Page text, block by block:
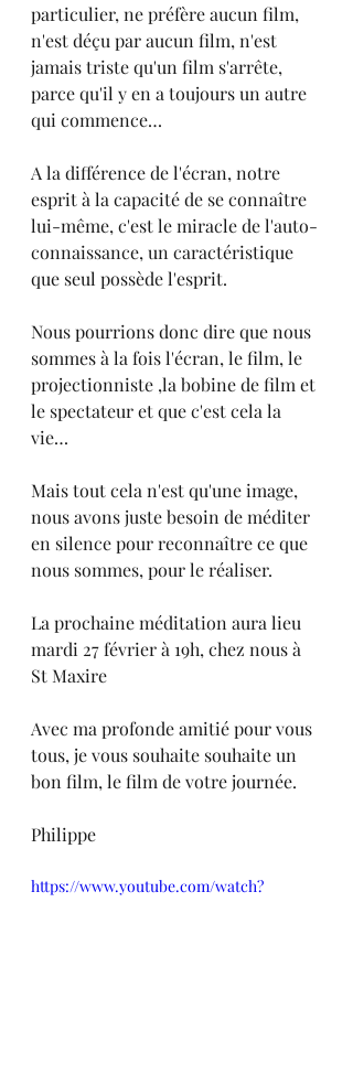
particulier, ne préfère aucun film,
n'est déçu par aucun film, n'est
jamais triste qu'un film s'arrête,
parce qu'il y en a toujours un autre
qui commence…
A la différence de l'écran, notre
esprit à la capacité de se connaître
lui-même, c'est le miracle de l'auto-
connaissance, un caractéristique
que seul possède l'esprit.
Nous pourrions donc dire que nous
sommes à la fois l'écran, le film, le
projectionniste ,la bobine de film et
le spectateur et que c'est cela la
vie…
Mais tout cela n'est qu'une image,
nous avons juste besoin de méditer
en silence pour reconnaître ce que
nous sommes, pour le réaliser.
La prochaine méditation aura lieu
mardi 27 février à 19h, chez nous à
St Maxire
Avec ma profonde amitié pour vous
tous, je vous souhaite souhaite un
bon film, le film de votre journée.
Philippe
https://www.youtube.com/watch?